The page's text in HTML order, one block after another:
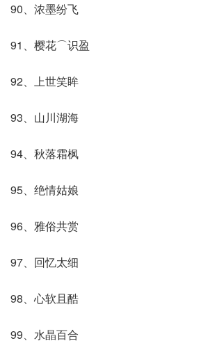
90、浓墨纷飞
91、樱花⌒识盈
92、上世笑眸
93、山川湖海
94、秋落霜枫
95、绝情姑娘
96、雅俗共赏
97、回忆太细
98、心软且酷
99、水晶百合